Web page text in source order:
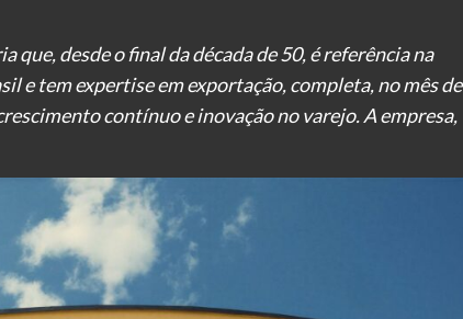
desde o final da década de 50, é referência na
e tem expertise em exportação, completa, no mês de
contínuo e inovação no varejo. A empresa,